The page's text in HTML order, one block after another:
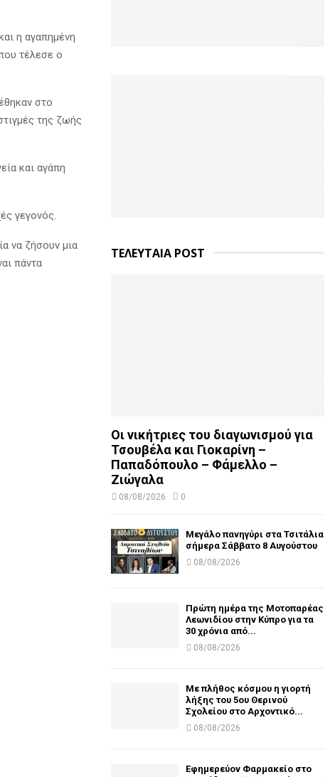
η αγαπημένη
τέλεσε ο
στο
της ζωής
και αγάπη
γεγονός.
να ζήσουν μια
πάντα
ΤΕΛΕΥΤΑΙΑ POST
Οι νικήτριες του διαγωνισμού για
Τσουβέλα και Γιοκαρίνη –
Παπαδόπουλο – Φάμελλο –
Ζιώγαλα
08/08/2026 0
Μεγάλο πανηγύρι στα Τσιτάλια
σήμερα Σάββατο 8 Αυγούστου
08/08/2026
Πρώτη ημέρα της Μοτοπαρέας
Λεωνιδίου στην Κύπρο για τα
30 χρόνια από...
08/08/2026
Με πλήθος κόσμου η γιορτή
λήξης του 5ου Θερινού
Σχολείου στο Αρχοντικό...
08/08/2026
Εφημερεύον Φαρμακείο στο